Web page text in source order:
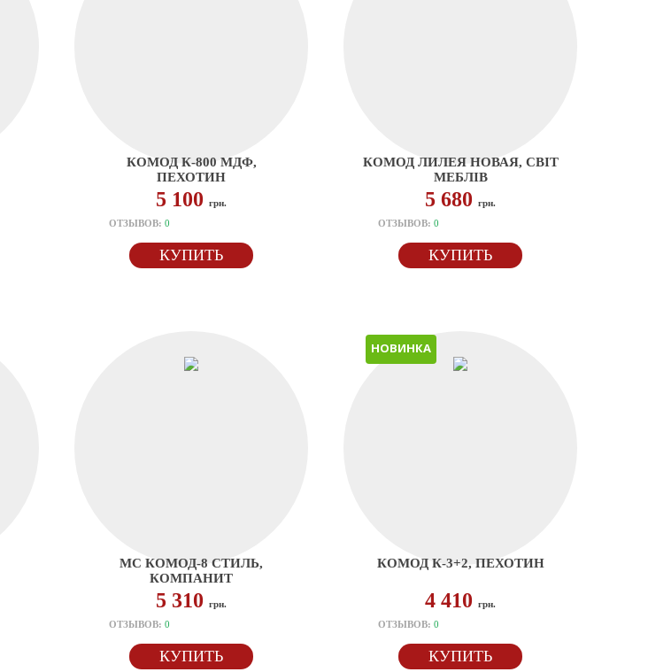
КОМОД К-800 МДФ,
ПЕХОТИН
5 100 грн.
ОТЗЫВОВ: 0
КУПИТЬ
КОМОД ЛИЛЕЯ НОВАЯ, СВІТ
МЕБЛІВ
5 680 грн.
ОТЗЫВОВ: 0
КУПИТЬ
МС КОМОД-8 СТИЛЬ,
КОМПАНИТ
5 310 грн.
ОТЗЫВОВ: 0
КУПИТЬ
НОВИНКА
КОМОД К-3+2, ПЕХОТИН
4 410 грн.
ОТЗЫВОВ: 0
КУПИТЬ